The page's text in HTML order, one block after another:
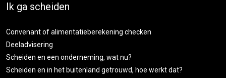
Ik ga scheiden
Convenant of alimentatieberekening checken
Deeladvisering
Scheiden en een onderneming, wat nu?
Scheiden en in het buitenland getrouwd, hoe werkt dat?